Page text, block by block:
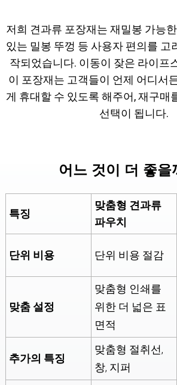
저희 견과류 포장재는 재밀봉 가능
있는 밀봉 뚜껑 등 사용자 편의를 고
작되었습니다. 이동이 잦은 라이프
이 포장재는 고객들이 언제 어디서
게 휴대할 수 있도록 해주어, 재구매
선택이 됩니다.
어느 것이 더 좋을
특징
맞춤형 견과류
파우치
단위 비용 단위 비용 절감
맞춤 설정
맞춤형 인쇄를
위한 더 넓은 표
면적
추가의 특징
맞춤형 절취선,
창, 지퍼